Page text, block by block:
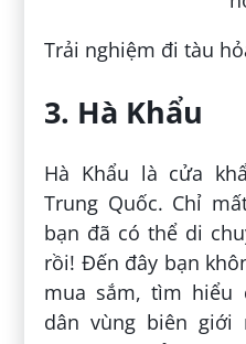
Trải nghiệm đi tàu
3. Hà Khẩu
Hà Khẩu là cửa
Trung Quốc. Chỉ
bạn đã có thể di
rồi! Đến đây bạn
mua sắm, tìm hiểu
dân vùng biên giới